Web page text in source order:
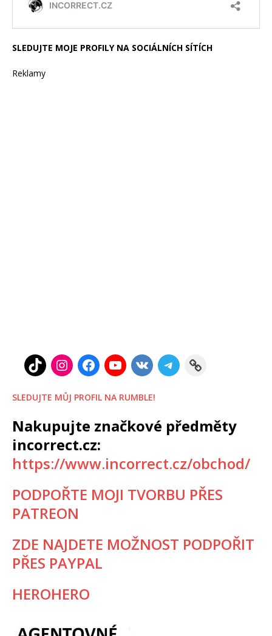
SLEDUJTE MOJE PROFILY NA SOCIÁLNÍCH SÍTÍCH
Reklamy
SLEDUJTE MŮJ PROFIL NA RUMBLE!
Nakupujte značkové předměty
incorrect.cz:
https://www.incorrect.cz/obchod/
PODPOŘTE MOJI TVORBU PŘES
PATREON
ZDE NAJDETE MOŽNOST PODPOŘIT
PŘES PAYPAL
HEROHERO